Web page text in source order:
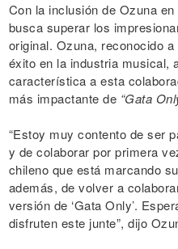
Con la inclusión de Ozuna
busca superar los
original. Ozuna, reconocido
éxito en la industria musical,
característica a esta
más impactante de “Gata
“Estoy muy contento de ser
y de colaborar por primera
chileno que está marcando
además, de volver a
versión de ‘Gata Only’.
disfruten este junte”, dijo